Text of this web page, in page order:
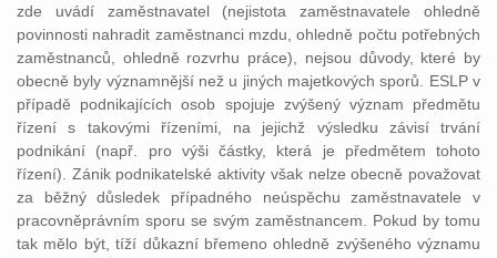
zde uvádí zaměstnavatel (nejistota zaměstnavatele ohledně
povinnosti nahradit zaměstnanci mzdu, ohledně počtu potřebných
zaměstnanců, ohledně rozvrhu práce), nejsou důvody, které by
obecně byly významnější než u jiných majetkových sporů. ESLP v
případě podnikajících osob spojuje zvýšený význam předmětu
řízení s takovými řízeními, na jejichž výsledku závisí trvání
podnikání (např. pro výši částky, která je předmětem tohoto
řízení). Zánik podnikatelské aktivity však nelze obecně považovat
za běžný důsledek případného neúspěchu zaměstnavatele v
pracovněprávním sporu se svým zaměstnancem. Pokud by tomu
tak mělo být, tíží důkazní břemeno ohledně zvýšeného významu